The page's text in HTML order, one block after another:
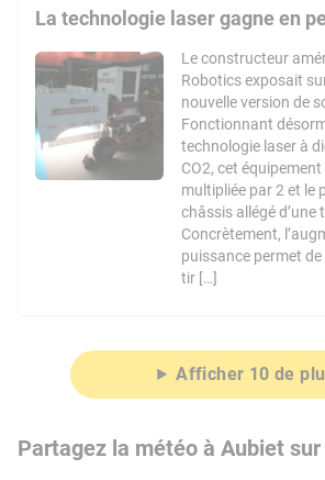
La technologie laser gagne en
Le constructeur
Robotics exposait
nouvelle version de
Fonctionnant
technologie laser à
CO2, cet
multipliée par 2 et le
châssis allégé d’une
Concrètement,
puissance permet
tir […]
Afficher 10 de
Partagez la météo à Aubiet